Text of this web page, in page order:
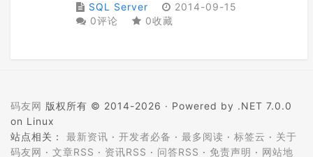
SQL Server
2014-09-15
0评论
0收藏
码友网 版权所有 © 2014-2026 · Powered by .NET 7.0.0
on Linux
站点相关： 最新资讯 · 开发者必备 · 最多阅读 · 标签云 · 关于
码友网 · 文章RSS · 资讯RSS · 问答RSS · 免责声明 · 网站地